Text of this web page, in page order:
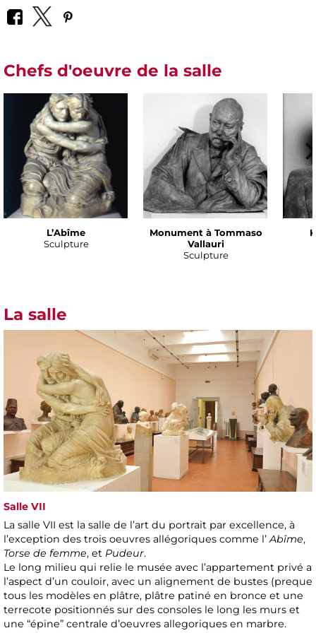
Chefs d'oeuvre de la salle
L’Abîme
Sculpture
Monument à Tommaso
Vallauri
Sculpture
La salle
Salle VII
La salle VII est la salle de l’art du portrait par excellence, à
l’exception des trois oeuvres allégoriques comme l’Abîme,
Torse de femme, et Pudeur.
Le long milieu qui relie le musée avec l’appartement privé a
l’aspect d’un couloir, avec un alignement de bustes (preque
tous les modèles en plâtre, plâtre patiné en bronce et une
terrecote positionnés sur des consoles le long les murs et
une “épine” centrale d’oeuvres allegoriques en marbre.